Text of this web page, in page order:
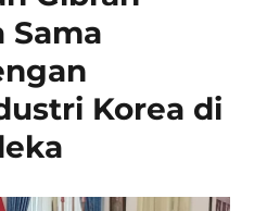
Sama
Korea di